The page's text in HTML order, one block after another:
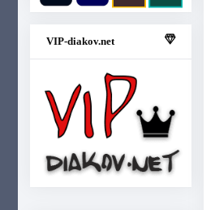
VIP-diakov.net